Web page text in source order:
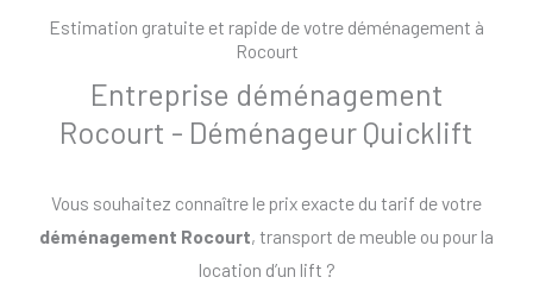
Estimation gratuite et rapide de votre déménagement à
Rocourt
Entreprise déménagement
Rocourt - Déménageur Quicklift
Vous souhaitez connaître le prix exacte du tarif de votre
déménagement Rocourt, transport de meuble ou pour la
location d’un lift ?